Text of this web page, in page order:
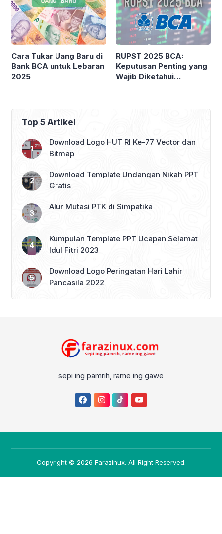
Cara Tukar Uang Baru di
Bank BCA untuk Lebaran
2025
RUPST 2025 BCA:
Keputusan Penting yang
Wajib Diketahui
Top 5 Artikel
Download Logo HUT RI Ke-77 Vector dan
Bitmap
Download Template Undangan Nikah PPT
Gratis
Alur Mutasi PTK di Simpatika
Kumpulan Template PPT Ucapan Selamat
Idul Fitri 2023
Download Logo Peringatan Hari Lahir
Pancasila 2022
sepi ing pamrih, rame ing gawe
Copyright © 2026 Farazinux. All Right Reserved.